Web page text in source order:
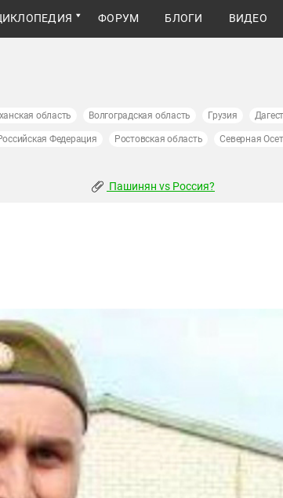
ФОРУМ БЛОГИ ВИДЕО
область Волгоградская область Грузия
Федерация Ростовская область Северная
Пашинян vs Россия?